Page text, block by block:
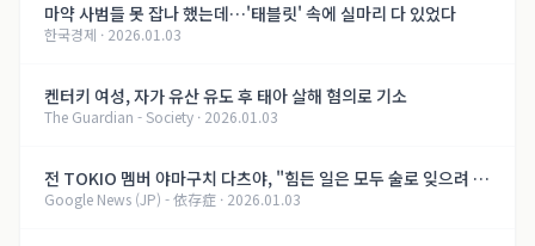
마약 사범들 못 잡나 했는데…'태블릿' 속에 실마리 다 있었다
한국경제 · 2026.01.03
켄터키 여성, 자가 유산 유도 후 태아 살해 혐의로 기소
The Guardian - Society · 2026.01.03
전 TOKIO 멤버 야마구치 다츠야, "힘든 일은 모두 술로 잊으려 했
다, 지금은..." 알코올 의존증 회복의 길【제8화】
Google News (JP) - 依存症 · 2026.01.03